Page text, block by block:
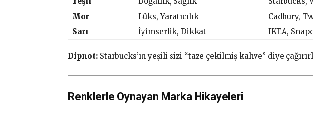
Mor
Lüks, Yaratıcılık Cadbury,
Sarı
İyimserlik, Dikkat IKEA,
Dipnot: Starbucks’ın yeşili sizi “taze çekilmiş kahve” diye
Renklerle Oynayan Marka Hikayeleri